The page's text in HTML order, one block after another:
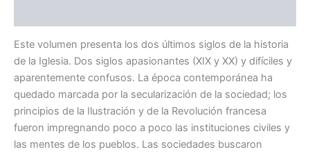
cantidad
Este volumen presenta los dos últimos siglos de la historia
de la Iglesia. Dos siglos apasionantes (XIX y XX) y difíciles y
aparentemente confusos. La época contemporánea ha
quedado marcada por la secularización de la sociedad; los
principios de la Ilustración y de la Revolución francesa
fueron impregnando poco a poco las instituciones civiles y
las mentes de los pueblos. Las sociedades buscaron